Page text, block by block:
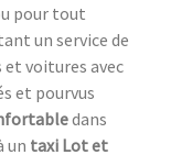
pour tout
un service de
voitures avec
et pourvus
dans
un taxi Lot et